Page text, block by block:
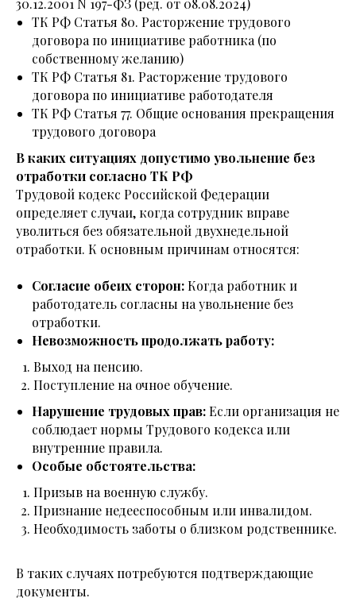
30.12.2001 N 197-ФЗ (ред. от 08.08.2024)
ТК РФ Статья 80. Расторжение трудового
договора по инициативе работника (по
собственному желанию)
ТК РФ Статья 81. Расторжение трудового
договора по инициативе работодателя
ТК РФ Статья 77. Общие основания прекращения
трудового договора
В каких ситуациях допустимо увольнение без
отработки согласно ТК РФ
Трудовой кодекс Российской Федерации
определяет случаи, когда сотрудник вправе
уволиться без обязательной двухнедельной
отработки. К основным причинам относятся:
Согласие обеих сторон:Когда работник и
работодатель согласны на увольнение без
отработки.
Невозможность продолжать работу:
Выход на пенсию.
Поступление на очное обучение.
Нарушение трудовых прав:Если организация не
соблюдает нормы Трудового кодекса или
внутренние правила.
Особые обстоятельства:
Призыв на военную службу.
Признание недееспособным или инвалидом.
Необходимость заботы о близком родственнике.
В таких случаях потребуются подтверждающие
документы.